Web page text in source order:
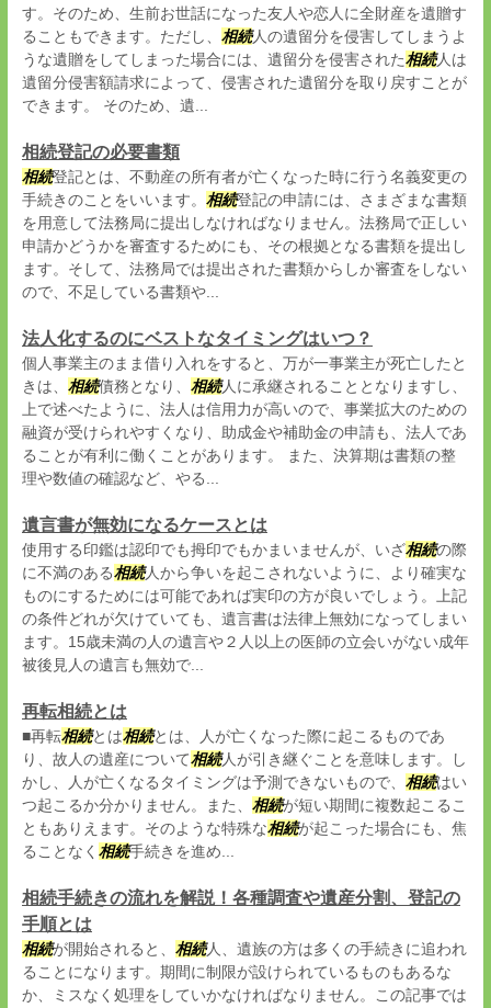
す。そのため、生前お世話になった友人や恋人に全財産を遺贈す
ることもできます。ただし、 相続人の遺留分を侵害してしまうよ
うな遺贈をしてしまった場合には、遺留分を侵害された相続人は
遺留分侵害額請求によって、侵害された遺留分を取り戻すことが
できます。 そのため、遺...
相続登記の必要書類
相続登記とは、不動産の所有者が亡くなった時に行う名義変更の
手続きのことをいいます。 相続登記の申請には、さまざまな書類
を用意して法務局に提出しなければなりません。法務局で正しい
申請かどうかを審査するためにも、その根拠となる書類を提出し
ます。そして、法務局では提出された書類からしか審査をしない
ので、不足している書類や...
法人化するのにベストなタイミングはいつ？
個人事業主のまま借り入れをすると、万が一事業主が死亡したと
きは、 相続債務となり、 相続人に承継されることとなりますし、
上で述べたように、法人は信用力が高いので、事業拡大のための
融資が受けられやすくなり、助成金や補助金の申請も、法人であ
ることが有利に働くことがあります。 また、決算期は書類の整
理や数値の確認など、やる...
遺言書が無効になるケースとは
使用する印鑑は認印でも拇印でもかまいませんが、いざ相続の際
に不満のある相続人から争いを起こされないように、より確実な
ものにするためには可能であれば実印の方が良いでしょう。上記
の条件どれが欠けていても、遺言書は法律上無効になってしまい
ます。15歳未満の人の遺言や２人以上の医師の立会いがない成年
被後見人の遺言も無効で...
再転相続とは
■再転相続とは相続とは、人が亡くなった際に起こるものであ
り、故人の遺産について相続人が引き継ぐことを意味します。し
かし、人が亡くなるタイミングは予測できないもので、 相続はい
つ起こるか分かりません。また、 相続が短い期間に複数起こるこ
ともありえます。そのような特殊な相続が起こった場合にも、焦
ることなく 相続手続きを進め...
相続手続きの流れを解説！各種調査や遺産分割、登記の
手順とは
相続が開始されると、 相続人、遺族の方は多くの手続きに追われ
ることになります。期間に制限が設けられているものもあるな
か、ミスなく処理をしていかなければなりません。この記事では